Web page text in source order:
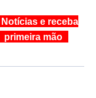
e receba
mão